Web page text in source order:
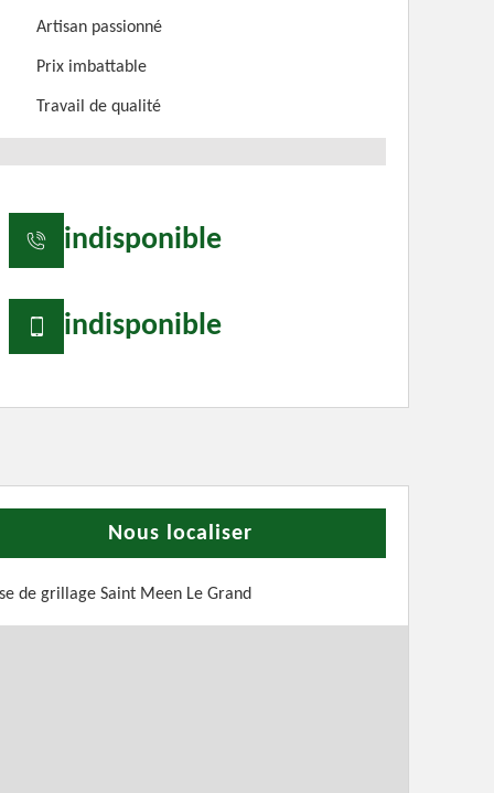
Artisan passionné
Prix imbattable
Travail de qualité
indisponible
indisponible
Nous localiser
de grillage Saint Meen Le Grand